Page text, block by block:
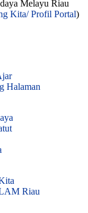
Melayu Riau
Kita/ Profil Portal)
Halaman
Riau